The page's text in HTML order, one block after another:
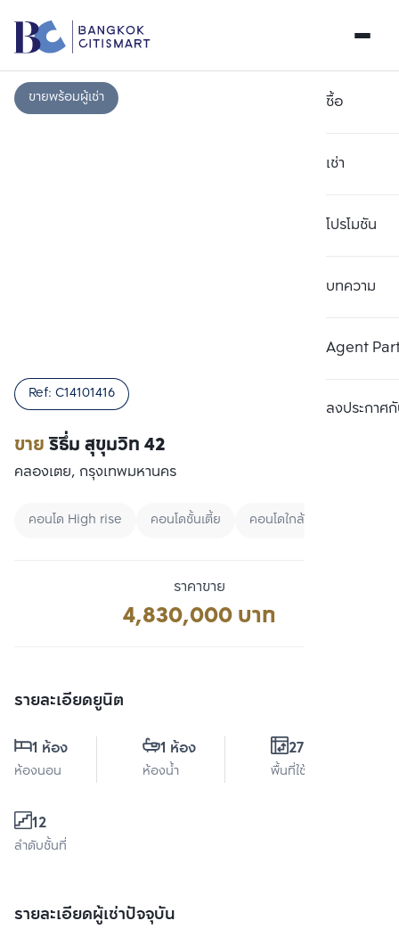
ซื้อ
เช่า
โปรโมชัน
บทความ
Agent
ลงประกาศกั
ขายพร้อมผู้เช่า
ขายริธึ่ม สุขุมวิท 42
Ref: C14101416
คลองเตย, กรุงเทพมหานคร
คอนโด High rise คอนโดชั้นเตี้ย คอนโดใกล้ทางด่วน
ราคาขาย
4,830,000 บาท
รายละเอียดยูนิต
1 ห้อง
ห้องนอน
1 ห้อง
ห้องน้ำ
27.3 ตร.ม.
พื้นที่ใช้สอย
12
ลำดับชั้นที่
รายละเอียดผู้เช่าปัจจุบัน